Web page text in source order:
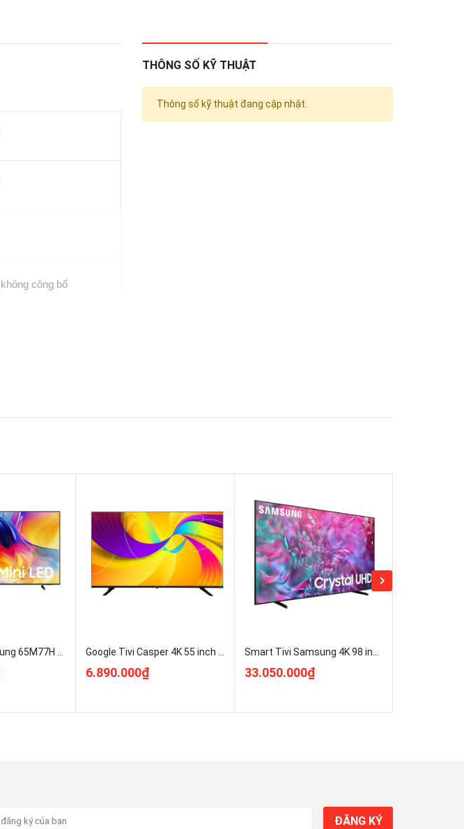
công bố
THÔNG SỐ KỸ THUẬT
Thông số kỹ thuật đang cập nhật.
Smart TV Samsung 65M77H 4K 65 inch MiniLED UA65M77HAKXXV Kho Hàng Rẻ Nhất HN Google Tivi Casper 4K 55 inch D55UGC620 mới 100% Rẻ Nhất
6.890.000₫
Smart Tivi Samsung 4K 98 inch 98DU9000 UHD ( UA98DU9000KXXV ) Mới 100%
33.050.000₫
ĐĂNG KÝ